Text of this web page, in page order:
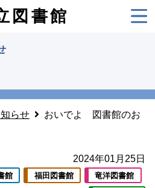
図書館
らせ
おいでよ 図書館のお
2024年01月25日
館 福田図書館 竜洋図書館